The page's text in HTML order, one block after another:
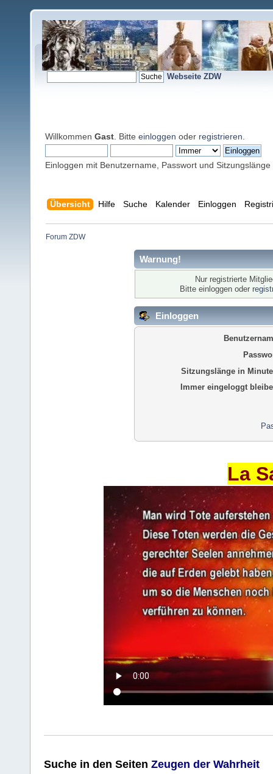
Webseite ZDW
Willkommen Gast . Bitte einloggen oder registrieren
Einloggen mit Benutzername, Passwort und Sitzungslänge
Übersicht Hilfe Suche Kalender Einloggen
Forum ZDW
Warnung!
Nur registrierte
Bitte einloggen oder
Einloggen
Sitzungslänge in
Immer eingeloggt
La
Suche in den Seiten Zeugen der Wahrheit